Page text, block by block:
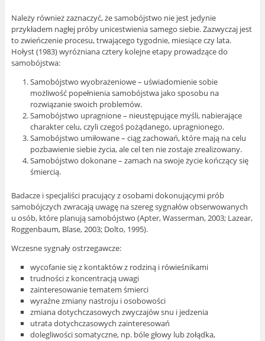
Należy również zaznaczyć, że samobójstwo nie jest jedynie
przykładem nagłej próby unicestwienia samego siebie. Zazwyczaj jest
to zwieńczenie procesu, trwającego tygodnie, miesiące czy lata.
Hołyst (1983) wyróżniana cztery kolejne etapy prowadzące do
samobójstwa:
Samobójstwo wyobrażeniowe – uświadomienie sobie
możliwość popełnienia samobójstwa jako sposobu na
rozwiązanie swoich problemów.
Samobójstwo upragnione – nieustępujące myśli, nabierające
charakter celu, czyli czegoś pożądanego, upragnionego.
Samobójstwo umiłowane – ciąg zachowań, które mają na celu
pozbawienie siebie życia, ale cel ten nie zostaje zrealizowany.
Samobójstwo dokonane – zamach na swoje życie kończący się
śmiercią.
Badacze i specjaliści pracujący z osobami dokonującymi prób
samobójczych zwracają uwagę na szereg sygnałów obserwowanych
u osób, które planują samobójstwo (Apter, Wasserman, 2003; Lazear,
Roggenbaum, Blase, 2003; Dolto, 1995).
Wczesne sygnały ostrzegawcze:
wycofanie się z kontaktów z rodziną i rówieśnikami
trudności z koncentracją uwagi
zainteresowanie tematem śmierci
wyraźne zmiany nastroju i osobowości
zmiana dotychczasowych zwyczajów snu i jedzenia
utrata dotychczasowych zainteresowań
dolegliwości somatyczne, np. bóle głowy lub żołądka,